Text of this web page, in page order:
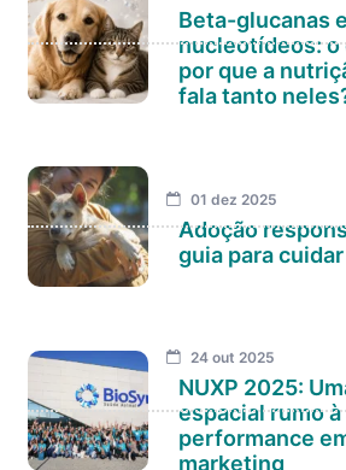
Beta-glucanas e
nucleotídeos: o
por que a
fala tanto
01 dez 2025
Adoção
guia para
24 out 2025
NUXP 2025:
espacial rumo à
performance
marketing